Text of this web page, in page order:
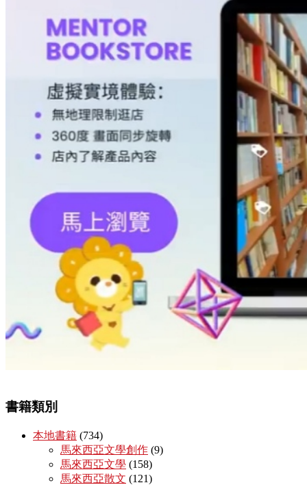
書籍類別
本地書籍 (734)
馬來西亞文學創作 (9)
馬來西亞文學 (158)
馬來西亞散文 (121)